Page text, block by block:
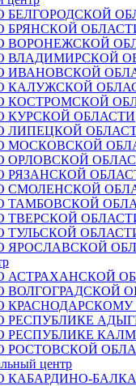
БЕЛГОРОДСКОЙ
БРЯНСКОЙ
ВОРОНЕЖСКОЙ
ВЛАДИМИРСКОЙ
ИВАНОВСКОЙ
КАЛУЖСКОЙ
КОСТРОМСКОЙ
КУРСКОЙ ОБЛАСТИ
ЛИПЕЦКОЙ
МОСКОВСКОЙ
ОРЛОВСКОЙ
РЯЗАНСКОЙ
СМОЛЕНСКОЙ
ТАМБОВСКОЙ
ТВЕРСКОЙ
ТУЛЬСКОЙ
ЯРОСЛАВСКОЙ
АСТРАХАНСКОЙ
ВОЛГОГРАДСКОЙ
РЕСПУБЛИКЕ
РЕСПУБЛИКЕ
РОСТОВСКОЙ
центр
КАБАРДИНО-